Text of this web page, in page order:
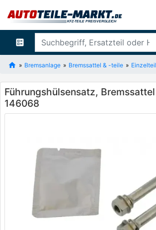
ballot
Bremsanlage Bremssattel & -teile
Führungshülsensatz, Bremssattel
146068